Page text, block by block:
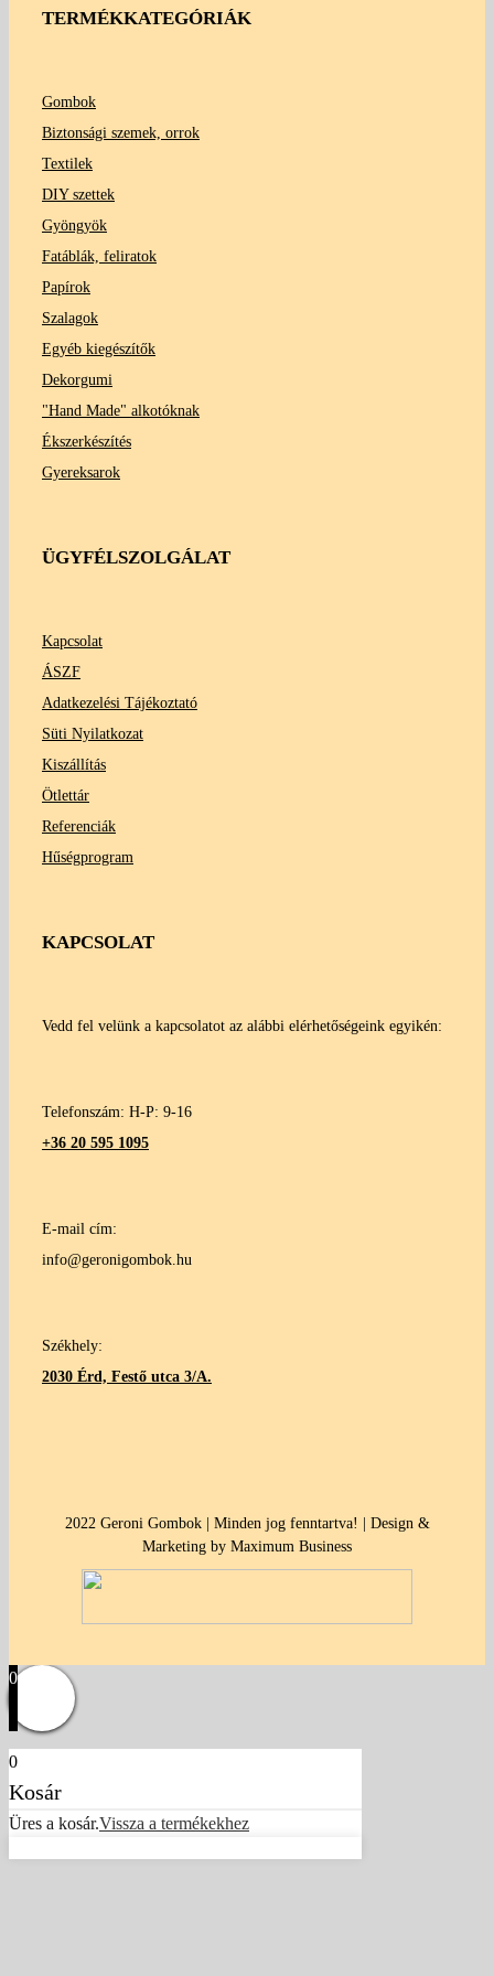
TERMÉKKATEGÓRIÁK
Gombok
Biztonsági szemek, orrok
Textilek
DIY szettek
Gyöngyök
Fatáblák, feliratok
Papírok
Szalagok
Egyéb kiegészítők
Dekorgumi
"Hand Made" alkotóknak
Ékszerkészítés
Gyereksarok
ÜGYFÉLSZOLGÁLAT
Kapcsolat
ÁSZF
Adatkezelési Tájékoztató
Süti Nyilatkozat
Kiszállítás
Ötlettár
Referenciák
Hűségprogram
KAPCSOLAT
Vedd fel velünk a kapcsolatot az alábbi elérhetőségeink egyikén:
Telefonszám: H-P: 9-16
+36 20 595 1095
E-mail cím:
info@geronigombok.hu
Székhely:
2030 Érd, Festő utca 3/A.
2022 Geroni Gombok | Minden jog fenntartva! | Design &
Marketing by Maximum Business
0
0
Kosár
Üres a kosár.Vissza a termékekhez